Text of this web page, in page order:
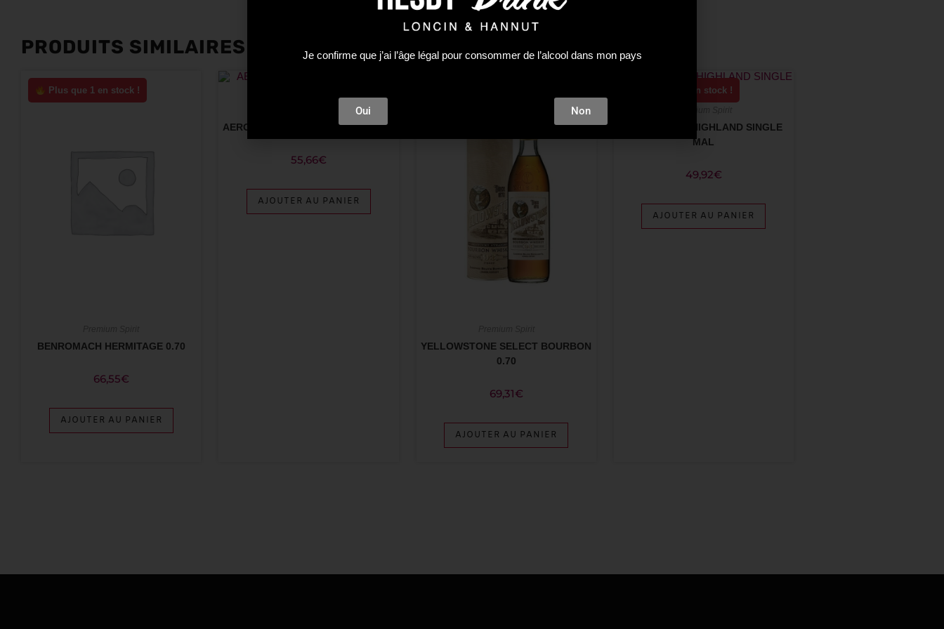
PRODUITS SIMILAIRES
Plus que 1 en stock !
BENROMACH HERMITAGE 0.70
66,55€
AJOUTER AU PANIER
AEROLITE LYNDSAY 10Y ISLAY 0.70
55,66€
AJOUTER AU PANIER
YELLOWSTONE SELECT BOURBON
0.70
69,31€
AJOUTER AU PANIER
Plus que 4 en stock !
ANCNOC 12Y HIGHLAND SINGLE
MAL
49,92€
AJOUTER AU PANIER
Je confirme que j’ai l’âge légal pour consommer de l’alcool dans mon pays
Oui Non